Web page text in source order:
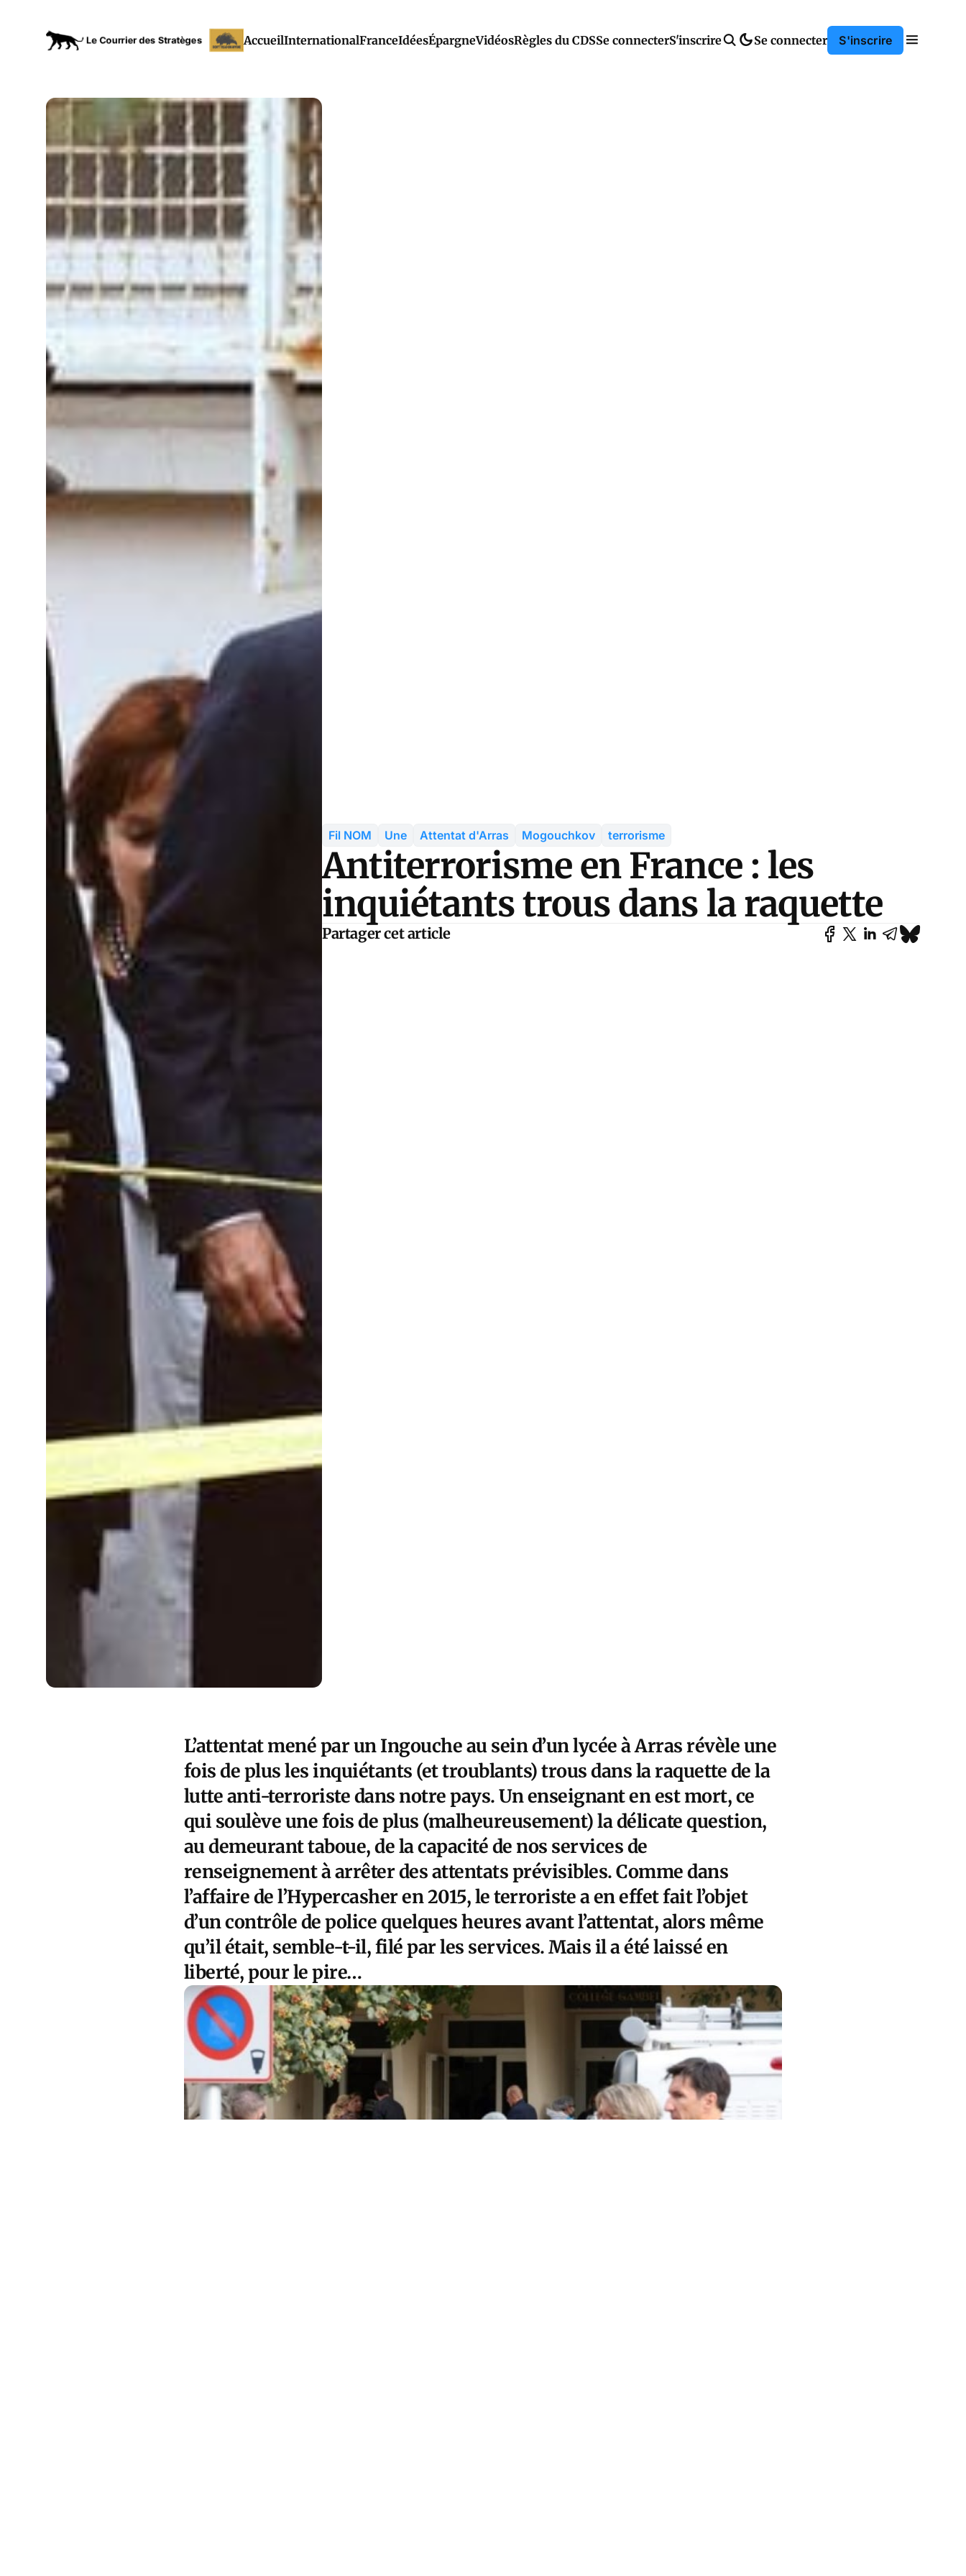
AccueilInternationalFranceIdéesÉpargneVidéosRègles du CDSSe connecterS'inscrire Se connecter S'inscrire
Fil NOM Une Attentat d'Arras Mogouchkov terrorisme
Antiterrorisme en France : les
inquiétants trous dans la raquette
Partager cet article
L’attentat mené par un Ingouche au sein d’un lycée à Arras révèle une
fois de plus les inquiétants (et troublants) trous dans la raquette de la
lutte anti-terroriste dans notre pays. Un enseignant en est mort, ce
qui soulève une fois de plus (malheureusement) la délicate question,
au demeurant taboue, de la capacité de nos services de
renseignement à arrêter des attentats prévisibles. Comme dans
l’affaire de l’Hypercasher en 2015, le terroriste a en effet fait l’objet
d’un contrôle de police quelques heures avant l’attentat, alors même
qu’il était, semble-t-il, filé par les services. Mais il a été laissé en
liberté, pour le pire…